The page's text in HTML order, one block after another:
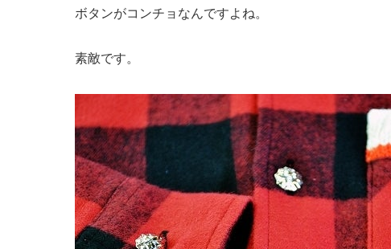
ボタンがコンチョなんですよね。
素敵です。